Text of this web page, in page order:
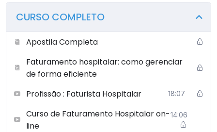
CURSO COMPLETO
Apostila Completa
Faturamento hospitalar: como gerenciar
de forma eficiente
Profissão : Faturista Hospitalar
18:07
Curso de Faturamento Hospitalar on-
line
14:06